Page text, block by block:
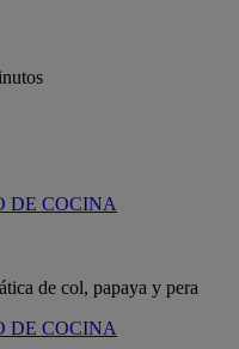
DE COCINA
DE COCINA